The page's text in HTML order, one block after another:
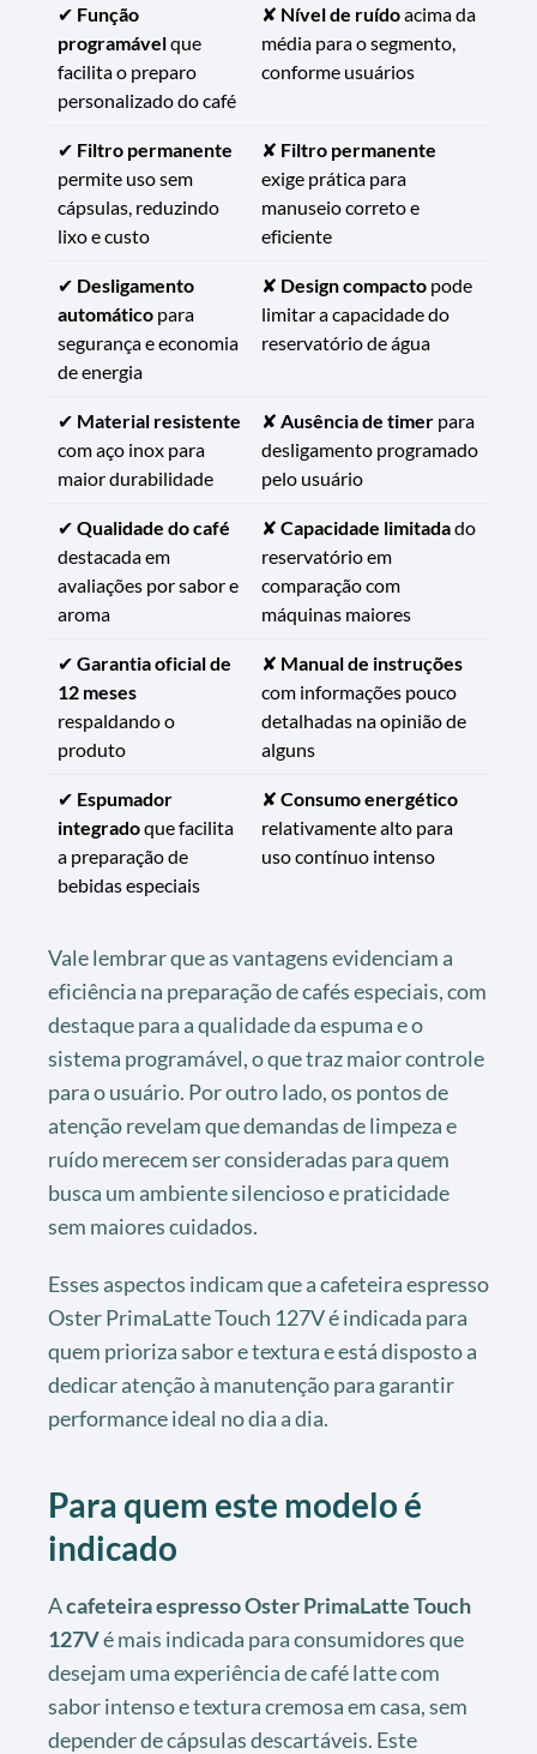
✔ Função
programávelque
facilita o preparo
personalizado do café
✘ Nível de ruídoacima da
média para o segmento,
conforme usuários
✔ Filtro permanente
permite uso sem
cápsulas, reduzindo
lixo e custo
✘ Filtro permanente
exige prática para
manuseio correto e
eficiente
✔ Desligamento
automático para
segurança e economia
de energia
✘ Design compacto pode
limitar a capacidade do
reservatório de água
✔ Material resistente
com aço inox para
maior durabilidade
✘ Ausência de timer para
desligamento programado
pelo usuário
✔ Qualidade do café
destacada em
avaliações por sabor e
aroma
✘ Capacidade limitadado
reservatório em
comparação com
máquinas maiores
✔ Garantia oficial de
12 meses
respaldando o
produto
✘ Manual de instruções
com informações pouco
detalhadas na opinião de
alguns
✔ Espumador
integradoque facilita
a preparação de
bebidas especiais
✘ Consumo energético
relativamente alto para
uso contínuo intenso
Vale lembrar que as vantagens evidenciam a
eficiência na preparação de cafés especiais, com
destaque para a qualidade da espuma e o
sistema programável, o que traz maior controle
para o usuário. Por outro lado, os pontos de
atenção revelam que demandas de limpeza e
ruído merecem ser consideradas para quem
busca um ambiente silencioso e praticidade
sem maiores cuidados.
Esses aspectos indicam que a cafeteira espresso
Oster PrimaLatte Touch 127V é indicada para
quem prioriza sabor e textura e está disposto a
dedicar atenção à manutenção para garantir
performance ideal no dia a dia.
Para quem este modelo é
indicado
Acafeteira espresso Oster PrimaLatte Touch
127Vé mais indicada para consumidores que
desejam uma experiência de café latte com
sabor intenso e textura cremosa em casa, sem
depender de cápsulas descartáveis. Este